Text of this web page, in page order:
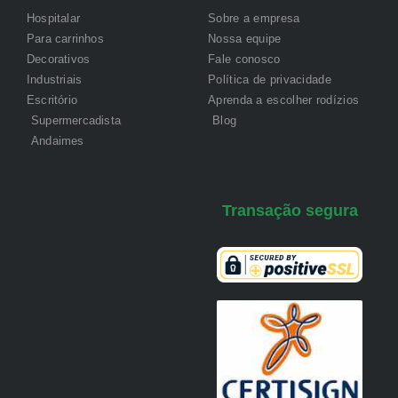
Hospitalar
Para carrinhos
Decorativos
Industriais
Escritório
Supermercadista
Andaimes
Sobre a empresa
Nossa equipe
Fale conosco
Política de privacidade
Aprenda a escolher rodízios
Blog
Transação segura